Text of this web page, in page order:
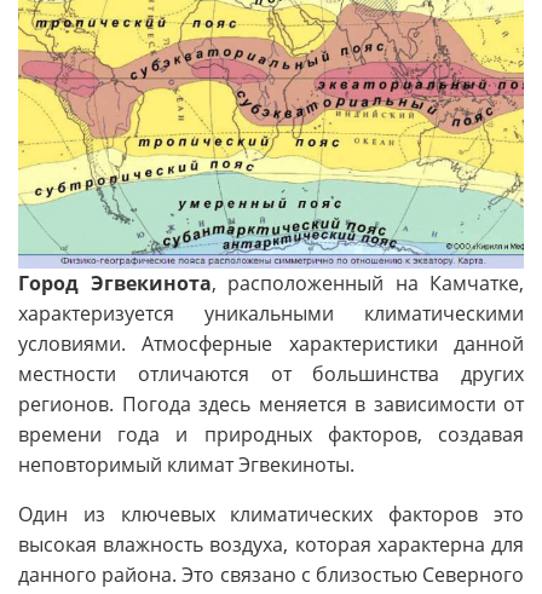
Город Эгвекинота, расположенный на Камчатке,
характеризуется уникальными климатическими
условиями. Атмосферные характеристики данной
местности отличаются от большинства других
регионов. Погода здесь меняется в зависимости от
времени года и природных факторов, создавая
неповторимый климат Эгвекиноты.
Один из ключевых климатических факторов это
высокая влажность воздуха, которая характерна для
данного района. Это связано с близостью Северного